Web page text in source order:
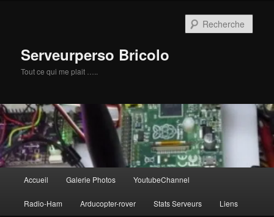
Serveurperso Bricolo
Tout ce qui me plait …..
principal
Accueil Galerie Photos YoutubeChannel
Radio-Ham Arducopter-rover Stats Serveurs Liens